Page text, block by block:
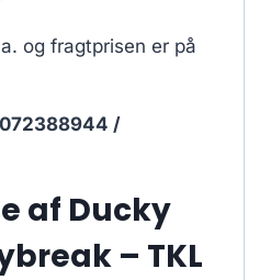
og fragtprisen er på
/
af Ducky
– TKL